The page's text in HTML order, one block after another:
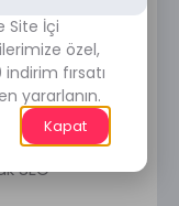
SEO
ve
otomatik
SEO
Site İçi
özel,
fırsatı
yararlanın.
Kapat